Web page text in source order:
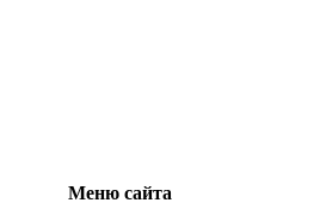
Меню сайта